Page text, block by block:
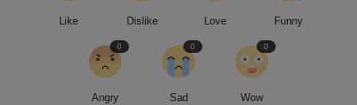
Like Dislike Love Funny
Angry
0
Sad
0
Wow
0